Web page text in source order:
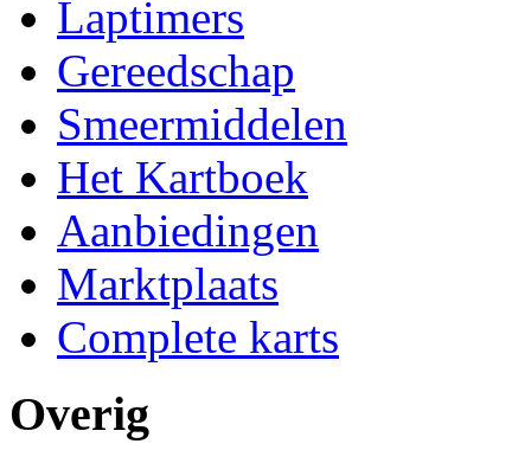
Laptimers
Gereedschap
Smeermiddelen
Het Kartboek
Aanbiedingen
Marktplaats
Complete karts
Overig